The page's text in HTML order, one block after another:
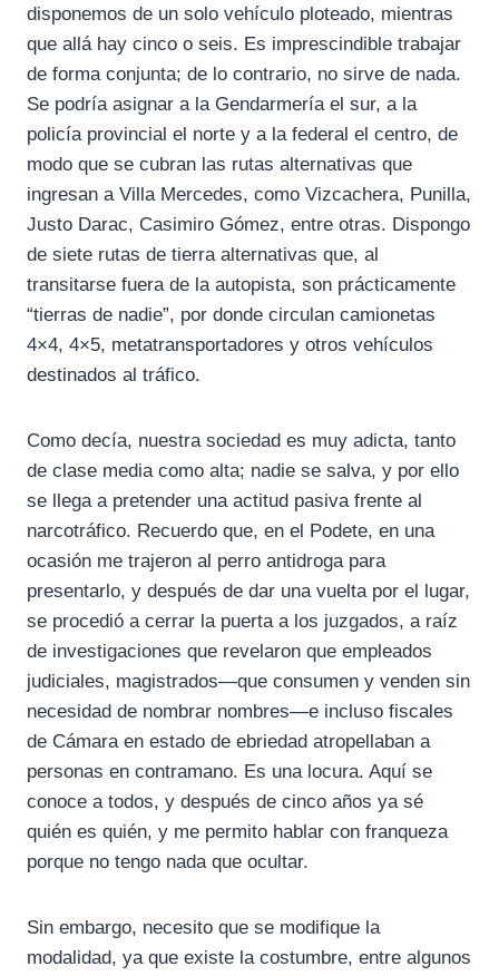
disponemos de un solo vehículo ploteado, mientras
que allá hay cinco o seis. Es imprescindible trabajar
de forma conjunta; de lo contrario, no sirve de nada.
Se podría asignar a la Gendarmería el sur, a la
policía provincial el norte y a la federal el centro, de
modo que se cubran las rutas alternativas que
ingresan a Villa Mercedes, como Vizcachera, Punilla,
Justo Darac, Casimiro Gómez, entre otras. Dispongo
de siete rutas de tierra alternativas que, al
transitarse fuera de la autopista, son prácticamente
“tierras de nadie”, por donde circulan camionetas
4×4, 4×5, metatransportadores y otros vehículos
destinados al tráfico.
Como decía, nuestra sociedad es muy adicta, tanto
de clase media como alta; nadie se salva, y por ello
se llega a pretender una actitud pasiva frente al
narcotráfico. Recuerdo que, en el Podete, en una
ocasión me trajeron al perro antidroga para
presentarlo, y después de dar una vuelta por el lugar,
se procedió a cerrar la puerta a los juzgados, a raíz
de investigaciones que revelaron que empleados
judiciales, magistrados—que consumen y venden sin
necesidad de nombrar nombres—e incluso fiscales
de Cámara en estado de ebriedad atropellaban a
personas en contramano. Es una locura. Aquí se
conoce a todos, y después de cinco años ya sé
quién es quién, y me permito hablar con franqueza
porque no tengo nada que ocultar.
Sin embargo, necesito que se modifique la
modalidad, ya que existe la costumbre, entre algunos